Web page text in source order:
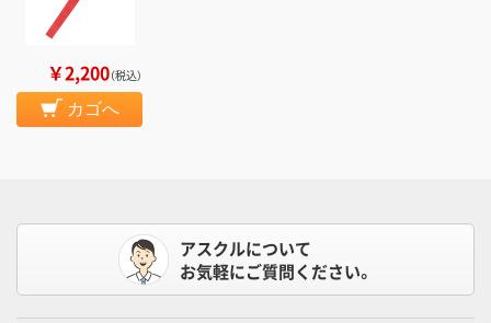
￥2,200（税込）
カゴへ
アスクルについて
お気軽にご質問ください。